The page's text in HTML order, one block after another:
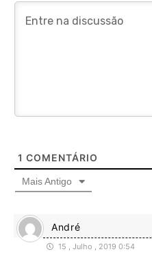
1 COMENTÁRIO
Mais Antigo
André
15 , Julho , 2019 0:54